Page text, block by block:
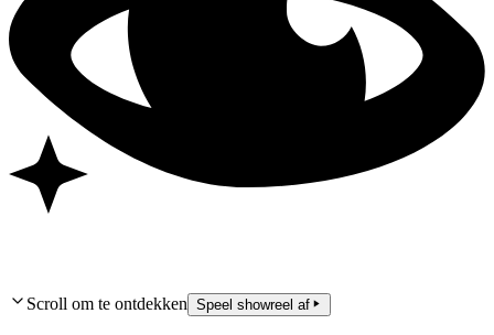
Scroll om te ontdekken Speel showreel af